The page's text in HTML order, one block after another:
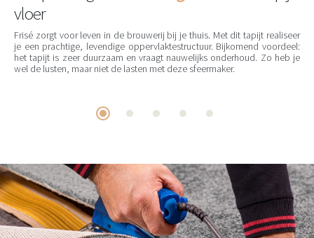
vloer
Frisé zorgt voor leven in de brouwerij bij je thuis. Met dit tapijt realiseer
je een prachtige, levendige oppervlaktestructuur. Bijkomend voordeel:
het tapijt is zeer duurzaam en vraagt nauwelijks onderhoud. Zo heb je
wel de lusten, maar niet de lasten met deze sfeermaker.